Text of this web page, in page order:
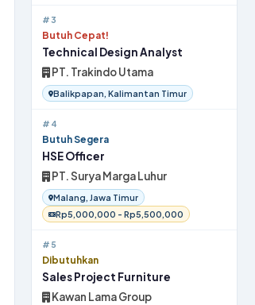
#3
Butuh Cepat!
Technical Design Analyst
PT. Trakindo Utama
Balikpapan, Kalimantan Timur
#4
Butuh Segera
HSE Officer
PT. Surya Marga Luhur
Malang, Jawa Timur
Rp5,000,000 - Rp5,500,000
#5
Dibutuhkan
Sales Project Furniture
Kawan Lama Group